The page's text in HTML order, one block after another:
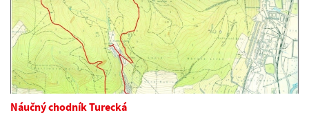
Náučný chodník Turecká